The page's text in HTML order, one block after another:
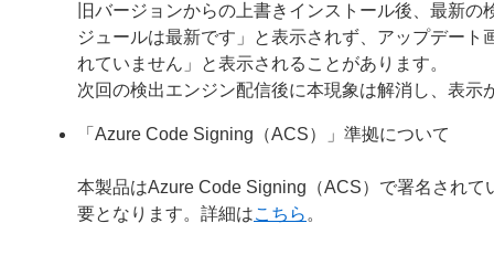
旧バージョンからの上書きインストール後、最新
ジュールは最新です」と表示されず、アップデー
れていません」と表示されることがあります。
次回の検出エンジン配信後に本現象は解消し、表示
「Azure Code Signing（ACS）」準拠について
本製品はAzure Code Signing（ACS）で署名され
要となります。詳細はこちら 。